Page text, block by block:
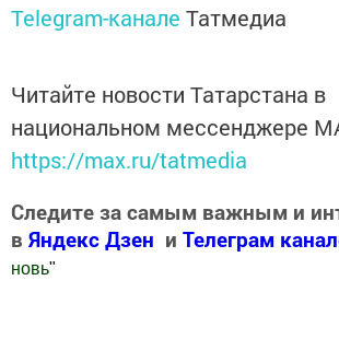
Telegram-канале Татмедиа
Читайте новости Татарстана в
национальном мессенджере
https://max.ru/tatmedia
Следите за самым важным и
в Яндекс Дзен и Телеграм
новь"